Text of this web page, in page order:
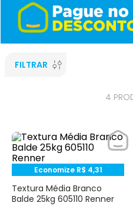
FILTRAR
4
Economize R$ 4,31
Textura Média Branco
Balde 25kg 605110 Renner